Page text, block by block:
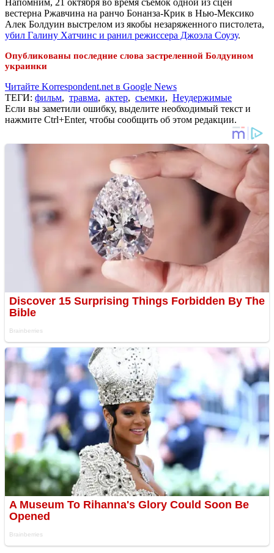
вестерна Ржавчина на ранчо Бонанза-Крик в Нью-Мексико
Алек Болдуин выстрелом из якобы незаряженного пистолета,
убил Галину Хатчинс и ранил режиссера Джоэла Соузу.
Опубликованы последние слова застреленной Болдуином
украинки
Читайте Korrespondent.net в Google News
ТЕГИ: фильм, травма, актер, съемки, Неудержимые
Если вы заметили ошибку, выделите необходимый текст и
нажмите Ctrl+Enter, чтобы сообщить об этом редакции.